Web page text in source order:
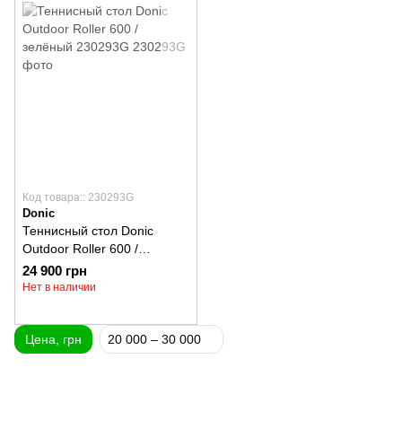
Код товара:: 230293G
Donic
Теннисный стол Donic
Outdoor Roller 600 /
зелёный 230293G
24 900 грн
Нет в наличии
Цена, грн 20 000 – 30 000